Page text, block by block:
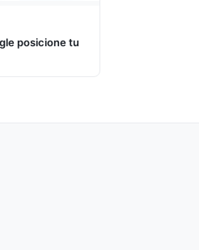
posicione tu